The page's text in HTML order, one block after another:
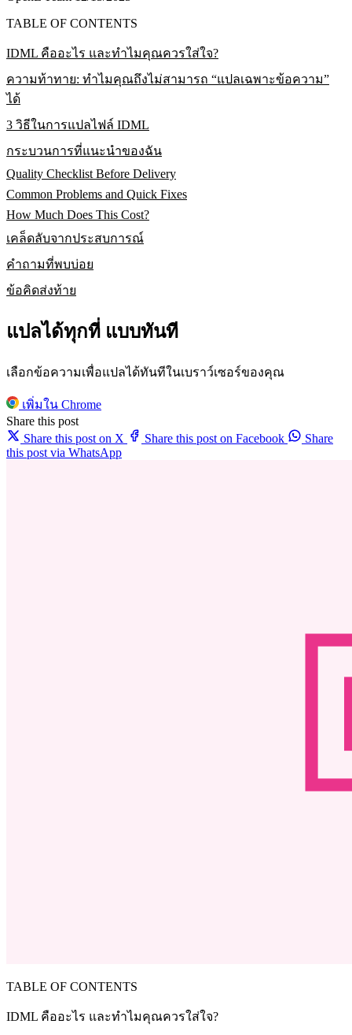
TABLE OF CONTENTS
IDML คืออะไร และทำไมคุณควรใส่ใจ?
ความท้าทาย: ทำไมคุณถึงไม่สามารถ “แปลเฉพาะข้อความ”
ได้
3 วิธีในการแปลไฟล์ IDML
กระบวนการที่แนะนำของฉัน
Quality Checklist Before Delivery
Common Problems and Quick Fixes
How Much Does This Cost?
เคล็ดลับจากประสบการณ์
คำถามที่พบบ่อย
ข้อคิดส่งท้าย
แปลได้ทุกที่ แบบทันที
เลือกข้อความเพื่อแปลได้ทันทีในเบราว์เซอร์ของคุณ
เพิ่มใน Chrome
Share this post
Share this post on X
Share this post on Facebook
Share
this post via WhatsApp
TABLE OF CONTENTS
IDML คืออะไร และทำไมคุณควรใส่ใจ?